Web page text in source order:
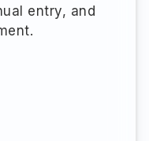
entry, and